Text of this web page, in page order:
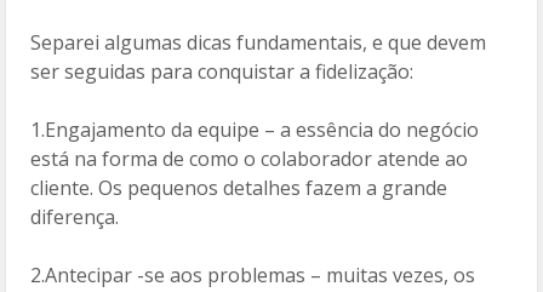
Separei algumas dicas fundamentais, e que devem
ser seguidas para conquistar a fidelização:
1.Engajamento da equipe – a essência do negócio
está na forma de como o colaborador atende ao
cliente. Os pequenos detalhes fazem a grande
diferença.
2.Antecipar -se aos problemas – muitas vezes, os